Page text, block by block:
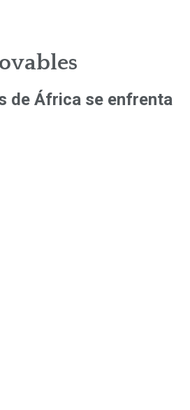
de África se enfrenta